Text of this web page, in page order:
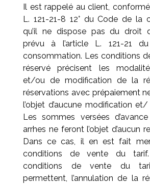
Il est rappelé au client,
L. 121-21-8 12° du Code de la
qu’il ne dispose pas du droit
prévu à l’article L. 121-21
consommation. Les conditions
réservé précisent les
et/ou de modification de la
réservations avec prépaiement
l’objet d’aucune modification
Les sommes versées
arrhes ne feront l’objet d’aucun
Dans ce cas, il en est fait
conditions de vente du
conditions de vente du
permettent, l’annulation de la